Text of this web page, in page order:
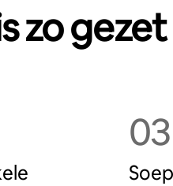
zo gezet
03